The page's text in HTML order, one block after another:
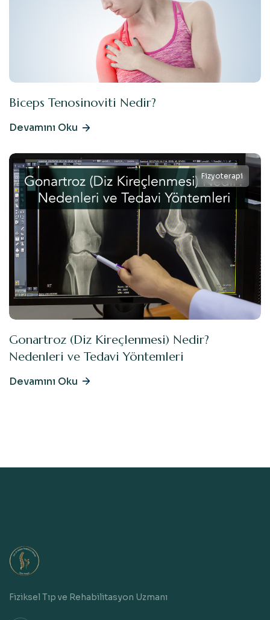
Biceps Tenosinoviti Nedir?
Devamını Oku
Fizyoterapi
Gonartroz (Diz Kireçlenmesi) Nedir?
Nedenleri ve Tedavi Yöntemleri
Devamını Oku
Fiziksel Tıp ve Rehabilitasyon Uzmanı